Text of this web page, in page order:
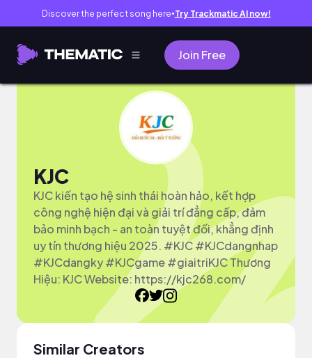
Discover the perfect song here● Try Trackmatic AI now!
Join Free
KJC
KJC kiến tạo hệ sinh thái hoàn hảo, kết hợp
công nghệ hiện đại và giải trí đẳng cấp, đảm
bảo minh bạch - an toàn tuyệt đối, khẳng định
uy tín thương hiệu 2025. #KJC #KJCdangnhap
#KJCdangky #KJCgame #giaitriKJC Thương
Hiệu: KJC Website: https://kjc268.com/
Similar Creators